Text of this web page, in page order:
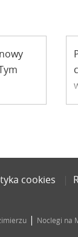
cookies
| Noclegi na